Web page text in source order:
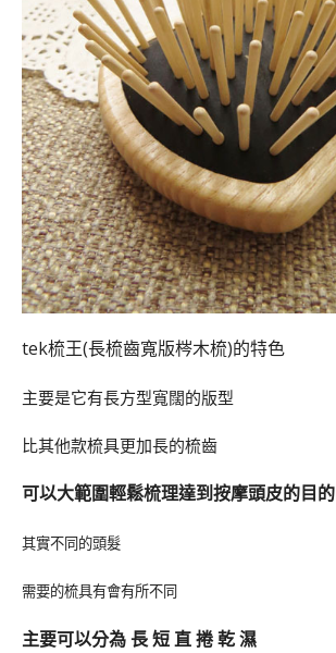
tek梳王(長梳齒寬版梣木梳)的特色
主要是它有長方型寬闊的版型
比其他款梳具更加長的梳齒
可以大範圍輕鬆梳理達到按摩頭皮的目的
其實不同的頭髮
需要的梳具有會有所不同
主要可以分為 長 短 直 捲 乾 濕